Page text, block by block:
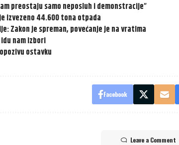
preostaju samo neposluh i demonstracije”
izvezeno 44.600 tona otpada
Zakon je spreman, povećanje je na vratima
nam izbori
ostavku
Facebook
Leave a Comment